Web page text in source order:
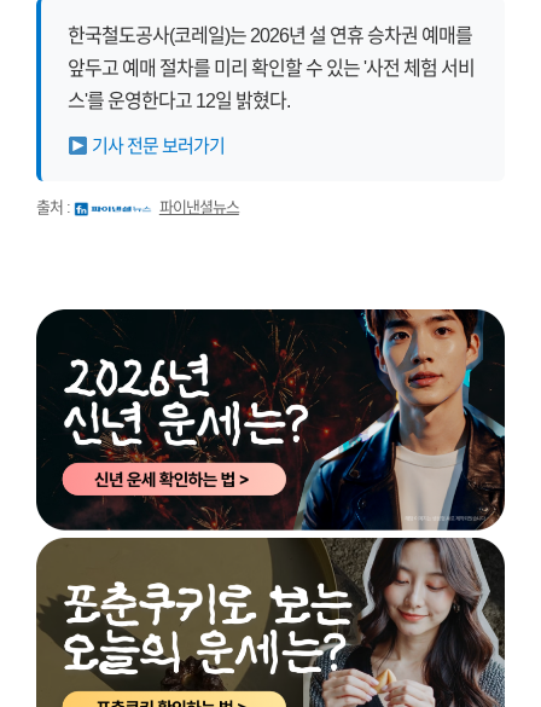
한국철도공사(코레일)는 2026년 설 연휴 승차권 예매를
앞두고 예매 절차를 미리 확인할 수 있는 '사전 체험 서비
스'를 운영한다고 12일 밝혔다.
기사 전문 보러가기
출처 : 파이낸셜뉴스